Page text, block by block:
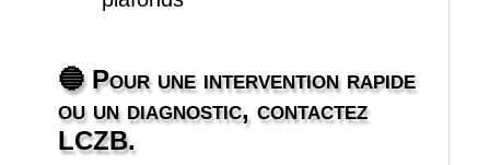
🔵 Pour une intervention rapide
ou un diagnostic, contactez
LCZB.